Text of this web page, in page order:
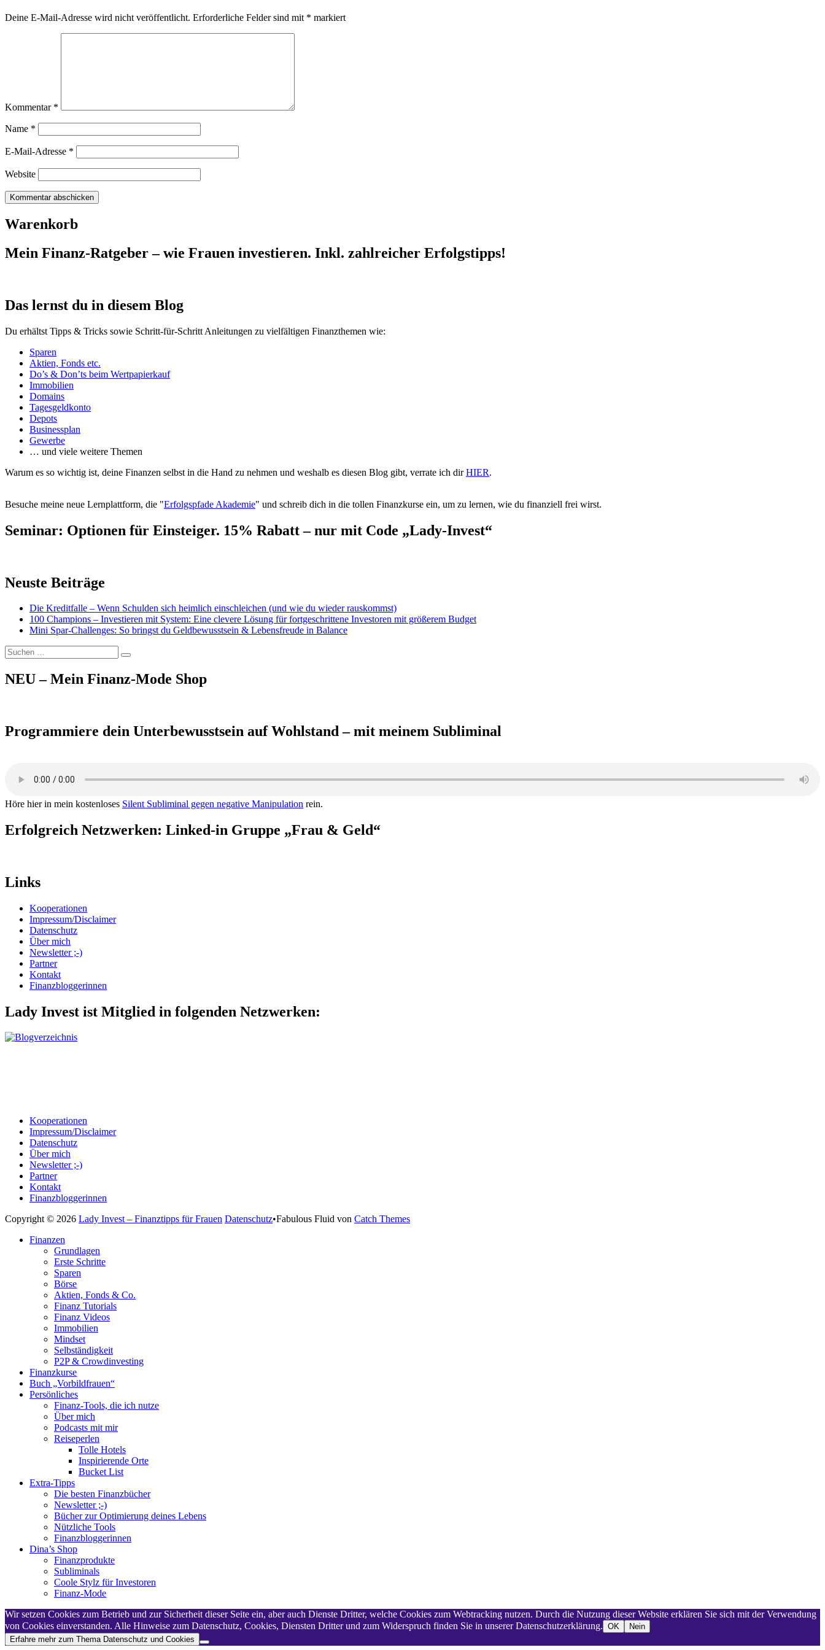
Deine E-Mail-Adresse wird nicht veröffentlicht. Erforderliche Felder sind mit * markiert
Kommentar *
Name *
E-Mail-Adresse *
Website
Warenkorb
Mein Finanz-Ratgeber – wie Frauen investieren. Inkl. zahlreicher Erfolgstipps!
Das lernst du in diesem Blog
Du erhältst Tipps & Tricks sowie Schritt-für-Schritt Anleitungen zu vielfältigen Finanzthemen wie:
Sparen
Aktien, Fonds etc.
Do’s & Don’ts beim Wertpapierkauf
Immobilien
Domains
Tagesgeldkonto
Depots
Businessplan
Gewerbe
… und viele weitere Themen
Warum es so wichtig ist, deine Finanzen selbst in die Hand zu nehmen und weshalb es diesen Blog gibt, verrate ich dirHIER.
Besuche meine neue Lernplattform, die "Erfolgspfade Akademie" und schreib dich in die tollen Finanzkurse ein, um zu lernen, wie du finanziell frei wirst.
Seminar: Optionen für Einsteiger. 15% Rabatt – nur mit Code „Lady-Invest“
Neuste Beiträge
Die Kreditfalle – Wenn Schulden sich heimlich einschleichen (und wie du wieder rauskommst)
100 Champions – Investieren mit System: Eine clevere Lösung für fortgeschrittene Investoren mit größerem Budget
Mini Spar-Challenges: So bringst du Geldbewusstsein & Lebensfreude in Balance
Suchen
nach:
Suchen
NEU – Mein Finanz-Mode Shop
Programmiere dein Unterbewusstsein auf Wohlstand – mit meinem Subliminal
Höre hier in mein kostenloses Silent Subliminal gegen negative Manipulation rein.
Erfolgreich Netzwerken: Linked-in Gruppe „Frau & Geld“
Links
Kooperationen
Impressum/Disclaimer
Datenschutz
Über mich
Newsletter ;-)
Partner
Kontakt
Finanzbloggerinnen
Lady Invest ist Mitglied in folgenden Netzwerken:
Kooperationen
Impressum/Disclaimer
Datenschutz
Über mich
Newsletter ;-)
Partner
Kontakt
Finanzbloggerinnen
Copyright © 2026 Lady Invest – Finanztipps für Frauen Datenschutz•Fabulous Fluid von Catch Themes
oben
Finanzen
Grundlagen
Erste Schritte
Sparen
Börse
Aktien, Fonds & Co.
Finanz Tutorials
Finanz Videos
Immobilien
Mindset
Selbständigkeit
P2P & Crowdinvesting
Finanzkurse
Buch „Vorbildfrauen“
Persönliches
Finanz-Tools, die ich nutze
Über mich
Podcasts mit mir
Reiseperlen
Tolle Hotels
Inspirierende Orte
Bucket List
Extra-Tipps
Die besten Finanzbücher
Newsletter ;-)
Bücher zur Optimierung deines Lebens
Nützliche Tools
Finanzbloggerinnen
Dina’s Shop
Finanzprodukte
Subliminals
Coole Stylz für Investoren
Finanz-Mode
Wir setzen Cookies zum Betrieb und zur Sicherheit dieser Seite ein, aber auch Dienste Dritter, welche Cookies zum Webtracking nutzen. Durch die Nutzung dieser Website erklären Sie sich mit der Verwendung
von Cookies einverstanden. Alle Hinweise zum Datenschutz, Cookies, Diensten Dritter und zum Widerspruch finden Sie in unserer Datenschutzerklärung. OK
Nein
Erfahre mehr zum Thema Datenschutz und Cookies